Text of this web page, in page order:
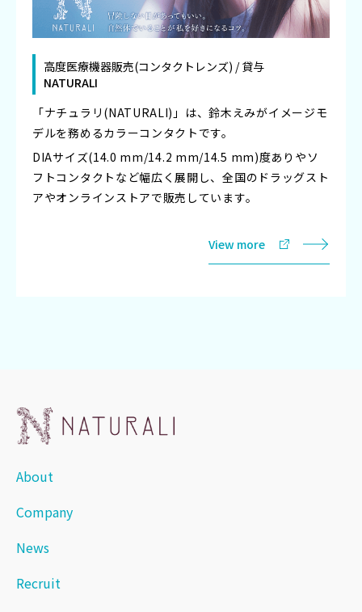
高度医療機器販売(コンタクトレンズ) / 貸与
NATURALI
「ナチュラリ(NATURALI)」は、鈴木えみがイメージモ
デルを務めるカラーコンタクトです。
DIAサイズ(14.0 mm/14.2 mm/14.5 mm)度ありやソ
フトコンタクトなど幅広く展開し、全国のドラッグスト
アやオンラインストアで販売しています。
View more
About
Company
News
Recruit